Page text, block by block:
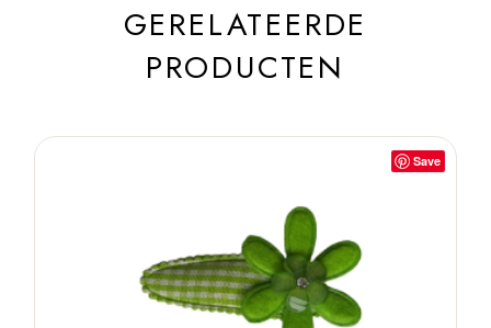
GERELATEERDE
PRODUCTEN
Save